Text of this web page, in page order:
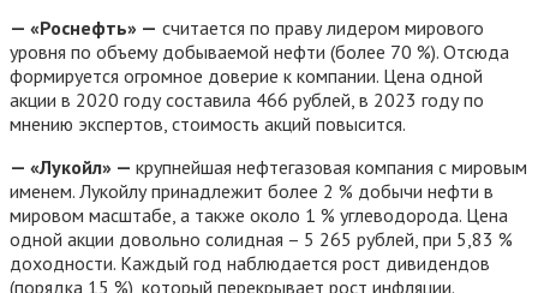
— «Роснефть» — считается по праву лидером мирового
уровня по объему добываемой нефти (более 70 %). Отсюда
формируется огромное доверие к компании. Цена одной
акции в 2020 году составила 466 рублей, в 2023 году по
мнению экспертов, стоимость акций повысится.
— «Лукойл» — крупнейшая нефтегазовая компания с мировым
именем. Лукойлу принадлежит более 2 % добычи нефти в
мировом масштабе, а также около 1 % углеводорода. Цена
одной акции довольно солидная – 5 265 рублей, при 5,83 %
доходности. Каждый год наблюдается рост дивидендов
(порядка 15 %), который перекрывает рост инфляции.